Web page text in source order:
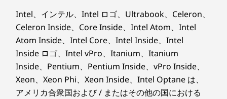
り、周囲の雑音に煩わされることなく、クリアで
リアルな会話を楽しむことができます。
Intel、インテル、Intel ロゴ、Ultrabook、Celeron、
Celeron Inside、Core Inside、Intel Atom、Intel
Atom Inside、Intel Core、Intel Inside、Intel
Inside ロゴ、Intel vPro、Itanium、Itanium
Inside、Pentium、Pentium Inside、vPro Inside、
Xeon、Xeon Phi、Xeon Inside、Intel Optane は、
アメリカ合衆国および / またはその他の国における